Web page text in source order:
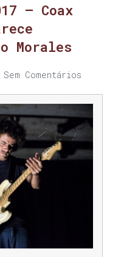
– Coax
Morales
Sem Comentários